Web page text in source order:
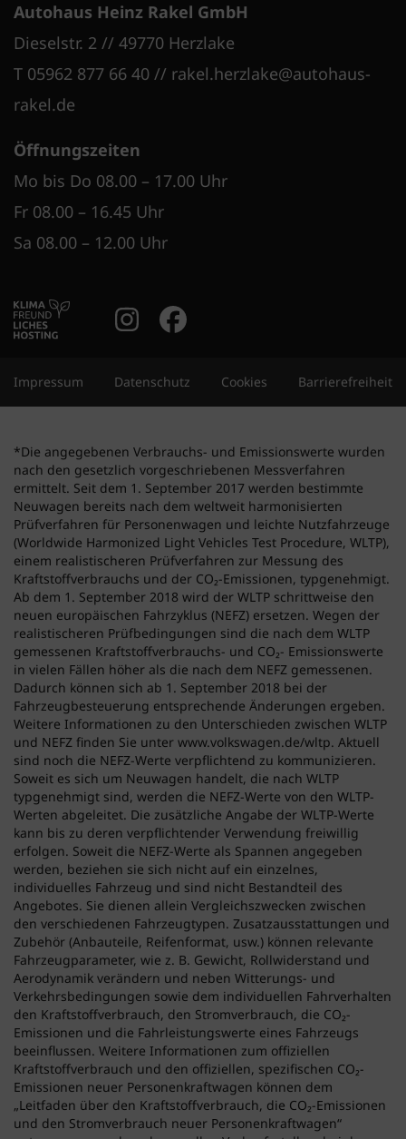
Autohaus Heinz Rakel GmbH
Dieselstr. 2 // 49770 Herzlake
T 05962 877 66 40 // rakel.herzlake@autohaus-
rakel.de
Öffnungszeiten
Mo bis Do 08.00 – 17.00 Uhr
Fr 08.00 – 16.45 Uhr
Sa 08.00 – 12.00 Uhr
Instagram Account
Facebook
Impressum Datenschutz Cookies Barrierefreiheit
*Die angegebenen Verbrauchs- und Emissionswerte wurden
nach den gesetzlich vorgeschriebenen Messverfahren
ermittelt. Seit dem 1. September 2017 werden bestimmte
Neuwagen bereits nach dem weltweit harmonisierten
Prüfverfahren für Personenwagen und leichte Nutzfahrzeuge
(Worldwide Harmonized Light Vehicles Test Procedure, WLTP),
einem realistischeren Prüfverfahren zur Messung des
Kraftstoffverbrauchs und der CO₂-Emissionen, typgenehmigt.
Ab dem 1. September 2018 wird der WLTP schrittweise den
neuen europäischen Fahrzyklus (NEFZ) ersetzen. Wegen der
realistischeren Prüfbedingungen sind die nach dem WLTP
gemessenen Kraftstoffverbrauchs- und CO₂- Emissionswerte
in vielen Fällen höher als die nach dem NEFZ gemessenen.
Dadurch können sich ab 1. September 2018 bei der
Fahrzeugbesteuerung entsprechende Änderungen ergeben.
Weitere Informationen zu den Unterschieden zwischen WLTP
und NEFZ finden Sie unter www.volkswagen.de/wltp. Aktuell
sind noch die NEFZ-Werte verpflichtend zu kommunizieren.
Soweit es sich um Neuwagen handelt, die nach WLTP
typgenehmigt sind, werden die NEFZ-Werte von den WLTP-
Werten abgeleitet. Die zusätzliche Angabe der WLTP-Werte
kann bis zu deren verpflichtender Verwendung freiwillig
erfolgen. Soweit die NEFZ-Werte als Spannen angegeben
werden, beziehen sie sich nicht auf ein einzelnes,
individuelles Fahrzeug und sind nicht Bestandteil des
Angebotes. Sie dienen allein Vergleichszwecken zwischen
den verschiedenen Fahrzeugtypen. Zusatzausstattungen und
Zubehör (Anbauteile, Reifenformat, usw.) können relevante
Fahrzeugparameter, wie z. B. Gewicht, Rollwiderstand und
Aerodynamik verändern und neben Witterungs- und
Verkehrsbedingungen sowie dem individuellen Fahrverhalten
den Kraftstoffverbrauch, den Stromverbrauch, die CO₂-
Emissionen und die Fahrleistungswerte eines Fahrzeugs
beeinflussen. Weitere Informationen zum offiziellen
Kraftstoffverbrauch und den offiziellen, spezifischen CO₂-
Emissionen neuer Personenkraftwagen können dem
„Leitfaden über den Kraftstoffverbrauch, die CO₂-Emissionen
und den Stromverbrauch neuer Personenkraftwagen“